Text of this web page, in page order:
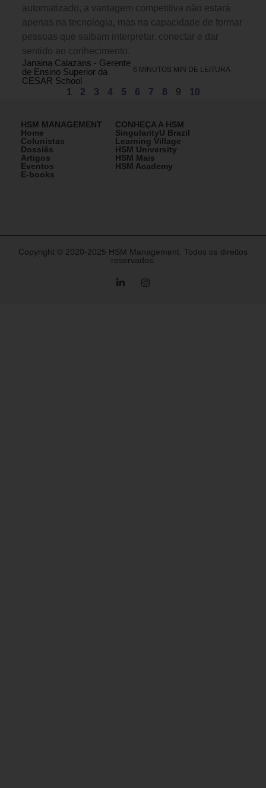
automatizado, a vantagem competitiva não estará
apenas na tecnologia, mas na capacidade de formar
pessoas que saibam interpretar, conectar e dar
sentido ao conhecimento.
Janaina Calazans - Gerente
de Ensino Superior da
CESAR School
6 MINUTOS MIN DE LEITURA
1 2 3 4 5 6 7 8 9 10
HSM MANAGEMENT
Home
Colunistas
Dossiês
Artigos
Eventos
E-books
CONHEÇA A HSM
SingularityU Brazil
Learning Village
HSM University
HSM Mais
HSM Academy
Copyright © 2020-2025 HSM Management. Todos os direitos
reservados.